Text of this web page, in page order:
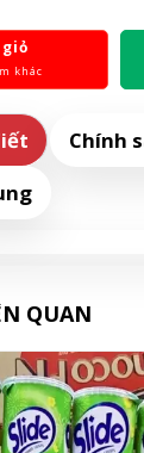
khác
Chính
QUAN